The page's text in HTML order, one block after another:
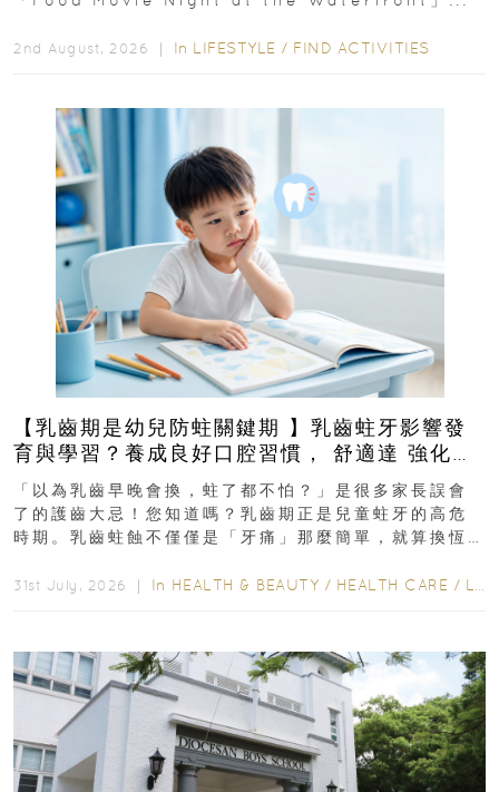
2nd August, 2026 ｜ In LIFESTYLE / FIND ACTIVITIES
【乳齒期是幼兒防蛀關鍵期 】乳齒蛀牙影響發
育與學習？養成良好口腔習慣， 舒適達 強化琺
瑯質 兒童牙膏防護指南
「以為乳齒早晚會換，蛀了都不怕？」是很多家長誤會
了的護齒大忌！您知道嗎？乳齒期正是兒童蛀牙的高危
時期。乳齒蛀蝕不僅僅是「牙痛」那麼簡單，就算換恆
31st July, 2026 ｜ In HEALTH & BEAUTY / HEALTH CARE / LIFESTYLE